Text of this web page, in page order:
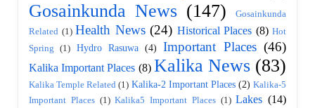
Gosainkunda News (147)
Gosainkunda
Related (1) Health News (24) Historical Places (8) Hot
Spring
(1) Hydro Rasuwa (4) Important Places (46)
Kalika Important Places (8) Kalika News (83)
Kalika Temple Related (1) Kalika-2 Important Places (2) Kalika-5
Important Places (1) Kalika5 Important Places (1) Lakes (14)